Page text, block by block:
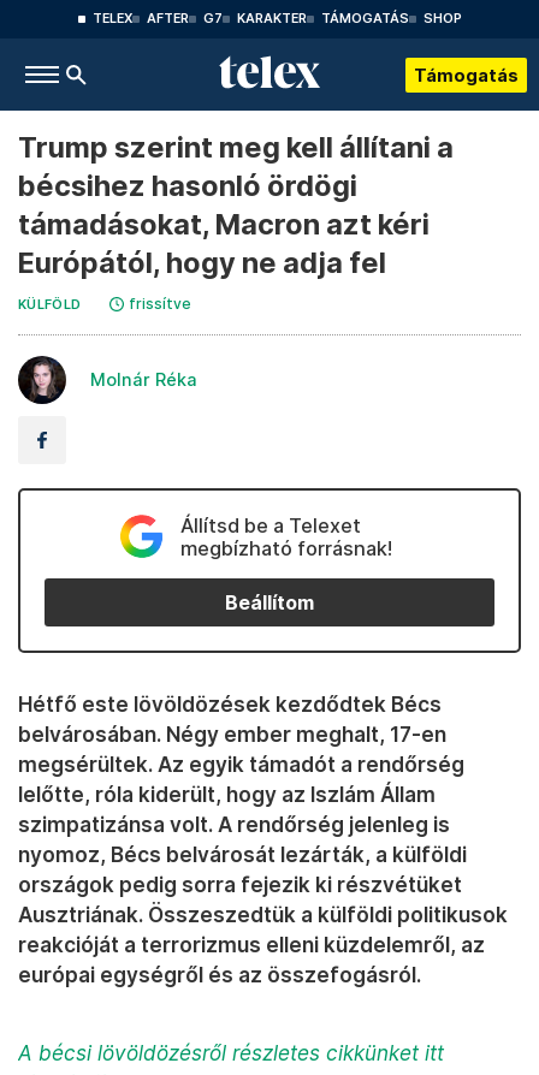
TELEX AFTER G7 KARAKTER TÁMOGATÁS SHOP
Támogatás
Trump szerint meg kell állítani a
bécsihez hasonló ördögi
támadásokat, Macron azt kéri
Európától, hogy ne adja fel
KÜLFÖLD frissítve
Molnár Réka
Állítsd be a Telexet
megbízható forrásnak!
Beállítom
Hétfő este lövöldözések kezdődtek Bécs
belvárosában. Négy ember meghalt, 17-en
megsérültek. Az egyik támadót a rendőrség
lelőtte, róla kiderült, hogy az Iszlám Állam
szimpatizánsa volt. A rendőrség jelenleg is
nyomoz, Bécs belvárosát lezárták, a külföldi
országok pedig sorra fejezik ki részvétüket
Ausztriának. Összeszedtük a külföldi politikusok
reakcióját a terrorizmus elleni küzdelemről, az
európai egységről és az összefogásról.
A bécsi lövöldözésről részletes cikkünket itt